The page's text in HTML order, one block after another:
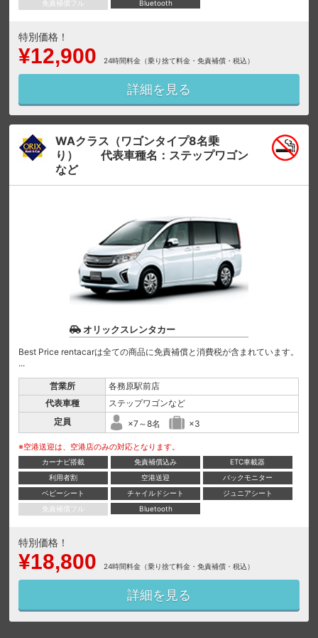
免責補償フル
Bluetooth
特別価格！
¥12,900 24時間料金（乗り捨て料金・免責補償・税込）
詳細を見る
WAクラス（ワゴンタイプ8名乗
り） 代表車種名：ステップワゴン
など
オリックスレンタカー
Best Price rentacarは全ての商品に免責補償と消費税が含まれています。
...
営業所
各務原駅前店
代表車種
ステップワゴンなど
定員
×7～8名 ×3
※空港送迎は、空港店のみの対応となります。
カーナビ搭載 免責補償込み
ETC車載器
利用者割
空港送迎
バックモニター
ベビーシート
チャイルドシート
ジュニアシート
免責補償フル
Bluetooth
特別価格！
¥18,800 24時間料金（乗り捨て料金・免責補償・税込）
詳細を見る